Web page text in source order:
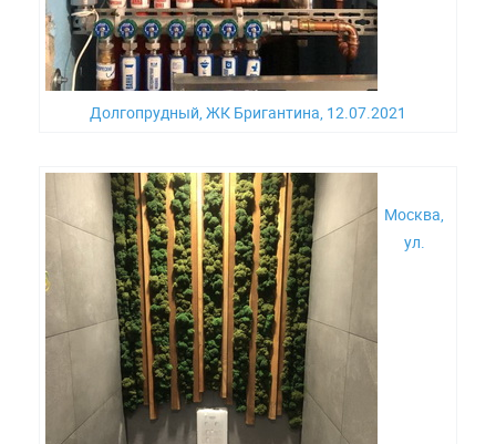
Долгопрудный, ЖК Бригантина, 12.07.2021
Москва,
ул.